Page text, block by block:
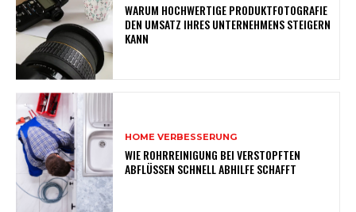
WARUM HOCHWERTIGE PRODUKTFOTOGRAFIE
DEN UMSATZ IHRES UNTERNEHMENS STEIGERN
KANN
HOME VERBESSERUNG
WIE ROHRREINIGUNG BEI VERSTOPFTEN
ABFLÜSSEN SCHNELL ABHILFE SCHAFFT